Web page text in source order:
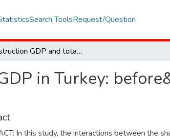
Search ToolsRequest/Question
Construction GDP and total GDP in Turkey: before&after the global crisis analysis
in Turkey:
In this study, the interactions between the